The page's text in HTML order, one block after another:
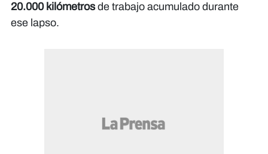
20.000 kilómetrosde trabajo acumulado durante
ese lapso.